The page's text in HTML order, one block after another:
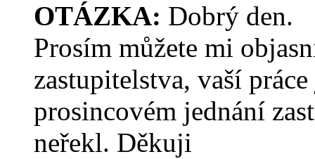
OTÁZKA: Dobrý den.
Prosím můžete mi
zastupitelstva, vaší
prosincovém jednání
neřekl. Děkuji